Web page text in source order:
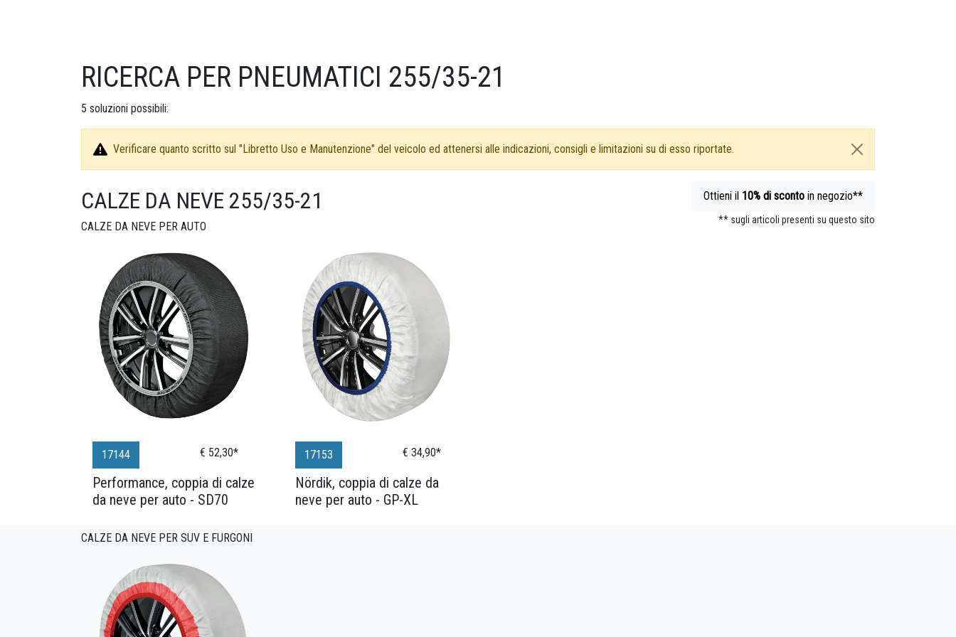
RICERCA PER PNEUMATICI 255/35-21
5 soluzioni possibili:
Verificare quanto scritto sul "Libretto Uso e Manutenzione" del veicolo ed attenersi alle indicazioni, consigli e limitazioni su di esso riportate.
CALZE DA NEVE 255/35-21
CALZE DA NEVE PER AUTO
Ottieni il 10% di sconto in negozio**
** sugli articoli presenti su questo sito
17144 € 52,30*
Performance, coppia di calze
da neve per auto - SD70
17153 € 34,90*
Nördik, coppia di calze da
neve per auto - GP-XL
CALZE DA NEVE PER SUV E FURGONI